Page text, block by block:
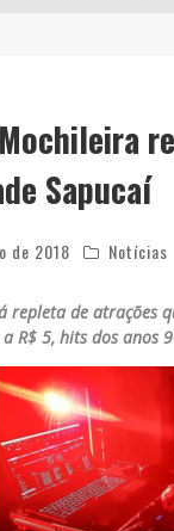
Sapucaí
de 2018 Notícias
repleta de atrações
R$ 5, hits dos anos